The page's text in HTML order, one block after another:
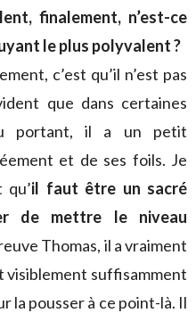
finalement, n’est-ce
le plus polyvalent ?
c’est qu’il n’est pas
que dans certaines
portant, il a un petit
et de ses foils. Je
il faut être un sacré
de mettre le niveau
Thomas, il a vraiment
visiblement suffisamment
la pousser à ce point-là. Il